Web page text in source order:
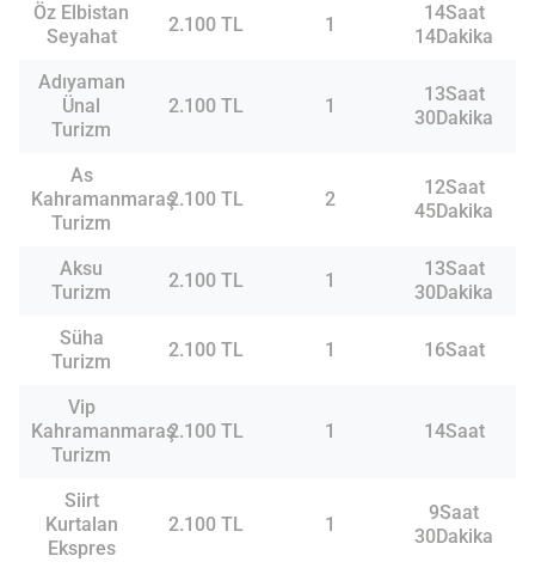
Öz Elbistan
Seyahat
2.100 TL 1
14Saat
14Dakika
Adıyaman
Ünal
Turizm
2.100 TL 1
13Saat
30Dakika
As
Kahramanmaraş
Turizm
2.100 TL 2
12Saat
45Dakika
Aksu
Turizm
2.100 TL 1
13Saat
30Dakika
Süha
Turizm
2.100 TL 1 16Saat
Vip
Kahramanmaraş
Turizm
2.100 TL 1 14Saat
Siirt
Kurtalan
Ekspres
2.100 TL 1
9Saat
30Dakika